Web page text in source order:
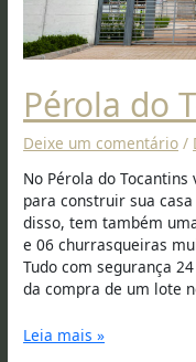
Pérola do
Deixe um comentário /
No Pérola do
para construir sua
disso, tem também
e 06 churrasqueiras
Tudo com segurança
da compra de um lote
Leia mais »